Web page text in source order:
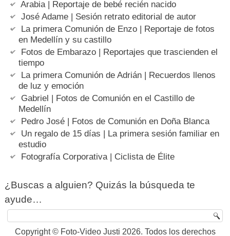
Arabia | Reportaje de bebé recién nacido
José Adame | Sesión retrato editorial de autor
La primera Comunión de Enzo | Reportaje de fotos
en Medellín y su castillo
Fotos de Embarazo | Reportajes que trascienden el
tiempo
La primera Comunión de Adrián | Recuerdos llenos
de luz y emoción
Gabriel | Fotos de Comunión en el Castillo de
Medellín
Pedro José | Fotos de Comunión en Doña Blanca
Un regalo de 15 días | La primera sesión familiar en
estudio
Fotografía Corporativa | Ciclista de Élite
¿Buscas a alguien? Quizás la búsqueda te
ayude…
Copyright © Foto-Video Justi 2026. Todos los derechos